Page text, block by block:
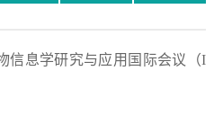
信息学研究与应用国际会议（I